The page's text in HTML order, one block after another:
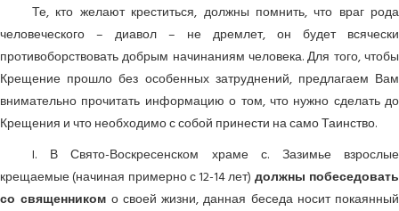
Те, кто желают креститься, должны помнить, что враг рода
человеческого – диавол – не дремлет, он будет всячески
противоборствовать добрым начинаниям человека. Для того, чтобы
Крещение прошло без особенных затруднений, предлагаем Вам
внимательно прочитать информацию о том, что нужно сделать до
Крещения и что необходимо с собой принести на само Таинство.
I. В Свято-Воскресенском храме с. Зазимье взрослые
крещаемые (начиная примерно с 12-14 лет) должны побеседовать
со священником о своей жизни, данная беседа носит покаянный